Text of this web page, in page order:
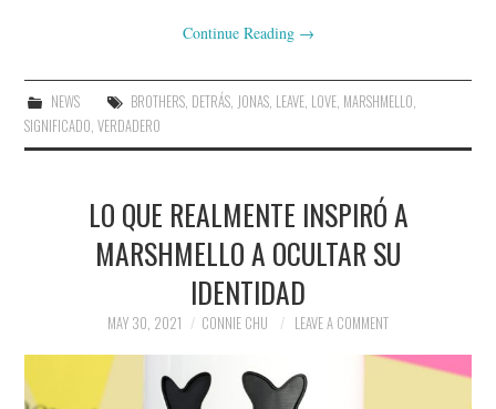
Continue Reading →
NEWS BROTHERS, DETRÁS, JONAS, LEAVE, LOVE, MARSHMELLO,
SIGNIFICADO,VERDADERO
LO QUE REALMENTE INSPIRÓ A
MARSHMELLO A OCULTAR SU
IDENTIDAD
MAY 30, 2021 CONNIE CHU LEAVE A COMMENT